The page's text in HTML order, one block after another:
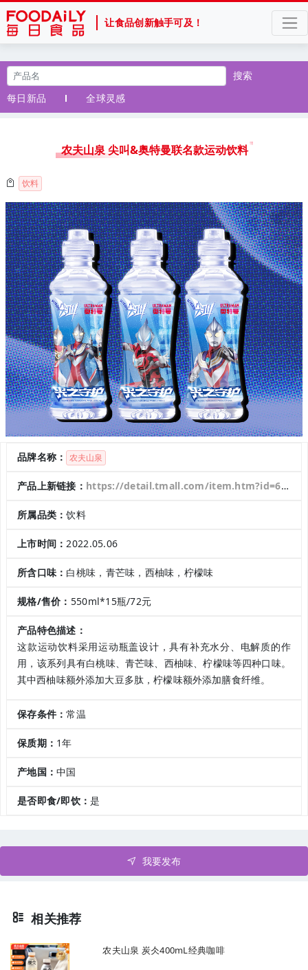
让食品创新触手可及！
搜索
每日新品
全球灵感
农夫山泉 尖叫&奥特曼联名款运动饮料
饮料
品牌名称： 农夫山泉
产品上新链接： https://detail.tmall.com/item.htm?id=673692506816&spm=a1z0k.7385961.0.d4919233.78e537detqX49r
所属品类：饮料
上市时间：2022.05.06
所含口味： 白桃味，青芒味，西柚味，柠檬味
规格/售价： 550ml*15瓶/72元
产品特色描述：
这款运动饮料采用运动瓶盖设计，具有补充水分、电解质的作
用，该系列具有白桃味、青芒味、西柚味、柠檬味等四种口味。
其中西柚味额外添加大豆多肽，柠檬味额外添加膳食纤维。
保存条件：常温
保质期： 1年
产地国：中国
是否即食/即饮：是
我要发布
相关推荐
农夫山泉 炭仌400mL经典咖啡